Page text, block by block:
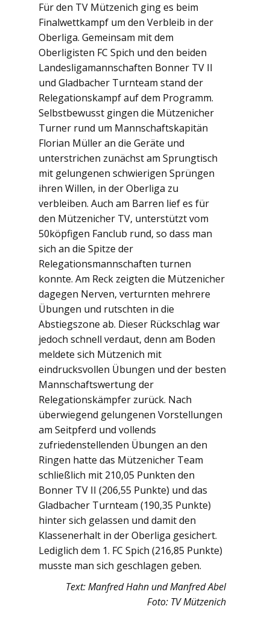
Für den TV Mützenich ging es beim
Finalwettkampf um den Verbleib in der
Oberliga. Gemeinsam mit dem
Oberligisten FC Spich und den beiden
Landesligamannschaften Bonner TV II
und Gladbacher Turnteam stand der
Relegationskampf auf dem Programm.
Selbstbewusst gingen die Mützenicher
Turner rund um Mannschaftskapitän
Florian Müller an die Geräte und
unterstrichen zunächst am Sprungtisch
mit gelungenen schwierigen Sprüngen
ihren Willen, in der Oberliga zu
verbleiben. Auch am Barren lief es für
den Mützenicher TV, unterstützt vom
50köpfigen Fanclub rund, so dass man
sich an die Spitze der
Relegationsmannschaften turnen
konnte. Am Reck zeigten die Mützenicher
dagegen Nerven, verturnten mehrere
Übungen und rutschten in die
Abstiegszone ab. Dieser Rückschlag war
jedoch schnell verdaut, denn am Boden
meldete sich Mützenich mit
eindrucksvollen Übungen und der besten
Mannschaftswertung der
Relegationskämpfer zurück. Nach
überwiegend gelungenen Vorstellungen
am Seitpferd und vollends
zufriedenstellenden Übungen an den
Ringen hatte das Mützenicher Team
schließlich mit 210,05 Punkten den
Bonner TV II (206,55 Punkte) und das
Gladbacher Turnteam (190,35 Punkte)
hinter sich gelassen und damit den
Klassenerhalt in der Oberliga gesichert.
Lediglich dem 1. FC Spich (216,85 Punkte)
musste man sich geschlagen geben.
Text: Manfred Hahn und Manfred Abel
Foto: TV Mützenich